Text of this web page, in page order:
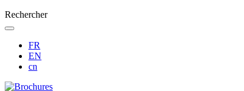
Rechercher
FR
EN
cn